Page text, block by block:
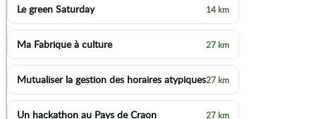
Le green Saturday 14 km
Ma Fabrique à culture 27 km
Mutualiser la gestion des horaires atypiques27 km
Un hackathon au Pays de Craon 27 km